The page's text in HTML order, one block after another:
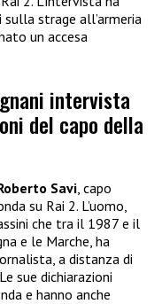
strage all’armeria
un accesa
intervista
del capo della
Savi , capo
su Rai 2. L’uomo,
che tra il 1987 e il
e le Marche, ha
a distanza di
sue dichiarazioni
e hanno anche